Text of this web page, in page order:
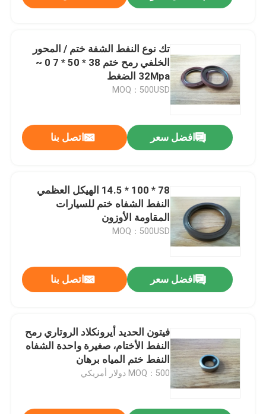
تك نوع النفط الشفة ختم / المحور
الخلفي رمح ختم 38 * 50 * 7 0 ~
32Mpa الضغط
MOQ：500USD
افضل سعر اتصل بنا
78 * 100 * 14.5 الهيكل العظمي
النفط الشفاه ختم للسيارات
المقاومة الأوزون
MOQ：500USD
افضل سعر اتصل بنا
فيتون الحديد أيرونكلاد الروتاري رمح
النفط الأختام، صغيرة واحدة الشفاه
النفط ختم المياه برهان
MOQ：500 دولار أمريكي